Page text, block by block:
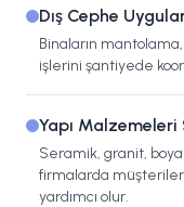
Dış Cephe
Binaların
işlerini şantiyede
Yapı Malzemeleri
Seramik, granit,
firmalarda
yardımcı olur.